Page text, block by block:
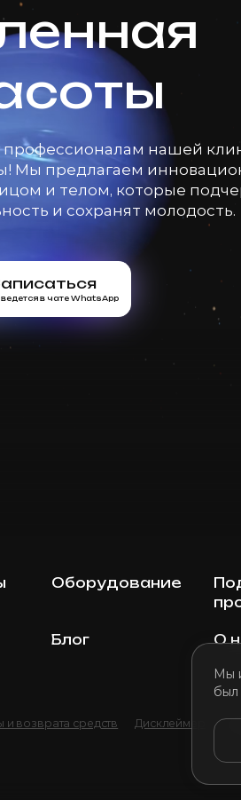
Мы
был
профессионалам нашей
Мы предлагаем
и телом, которые
и сохранят молодость.
в чате WhatsApp
Оборудование
Блог О
и возврата средств Дисклеймер